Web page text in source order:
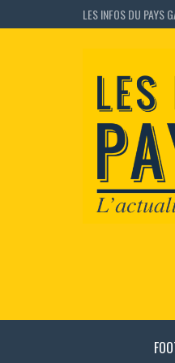
LES INFOS DU PAYS